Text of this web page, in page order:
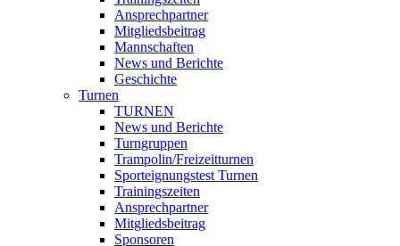
Ansprechpartner
Mitgliedsbeitrag
Mannschaften
News und Berichte
Geschichte
Turnen
TURNEN
News und Berichte
Turngruppen
Trampolin/Freizeitturnen
Sporteignungstest Turnen
Trainingszeiten
Ansprechpartner
Mitgliedsbeitrag
Sponsoren